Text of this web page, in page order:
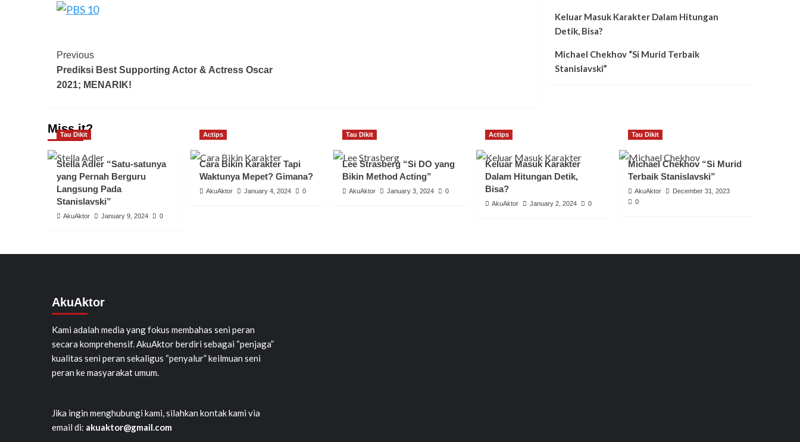
Previous
Prediksi Best Supporting Actor & Actress Oscar
2021; MENARIK!
Keluar Masuk Karakter Dalam Hitungan
Detik, Bisa?
Michael Chekhov “Si Murid Terbaik
Stanislavski”
Miss it?
Tau Dikit
Stella Adler “Satu-satunya
yang Pernah Berguru
Langsung Pada
Stanislavski”
AkuAktor January 9, 2024 0
Actips
Cara Bikin Karakter Tapi
Waktunya Mepet? Gimana?
AkuAktor January 4, 2024 0
Tau Dikit
Lee Strasberg “Si DO yang
Bikin Method Acting”
AkuAktor January 3, 2024 0
Actips
Keluar Masuk Karakter
Dalam Hitungan Detik,
Bisa?
AkuAktor January 2, 2024 0
Tau Dikit
Michael Chekhov “Si Murid
Terbaik Stanislavski”
AkuAktor
December 31, 2023
0
AkuAktor
Kami adalah media yang fokus membahas seni peran
secara komprehensif. AkuAktor berdiri sebagai “penjaga”
kualitas seni peran sekaligus “penyalur” keilmuan seni
peran ke masyarakat umum.
Jika ingin menghubungi kami, silahkan kontak kami via
email di: akuaktor@gmail.com